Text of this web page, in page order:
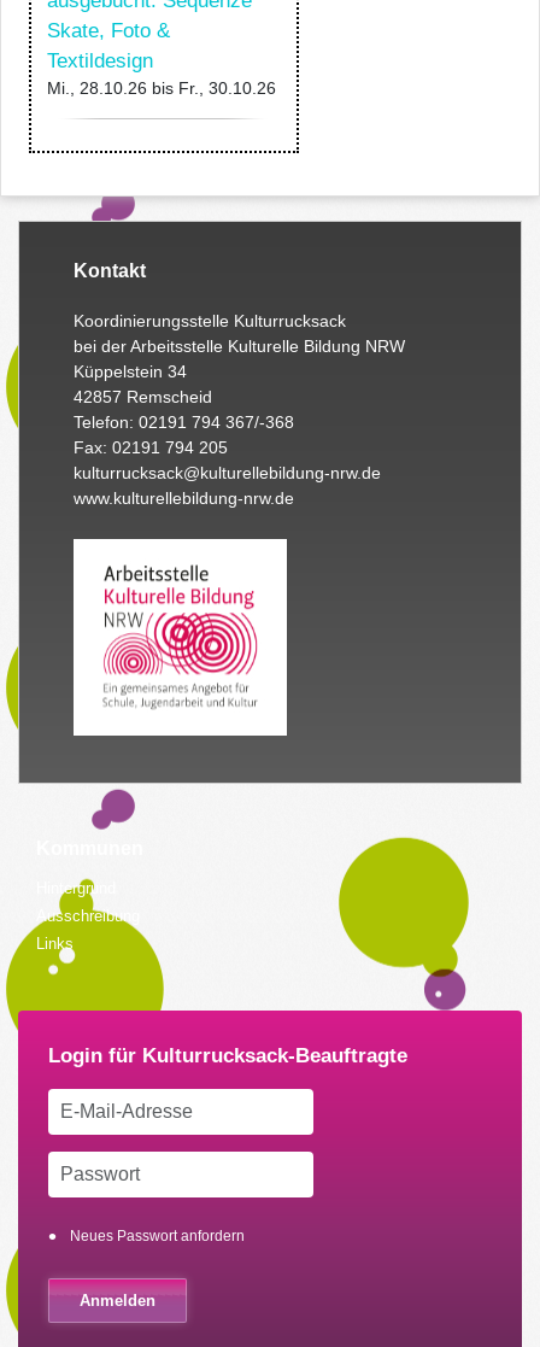
Skate, Foto &
Textildesign
Mi., 28.10.26 bis Fr., 30.10.26
Kontakt
Koordinierungsstelle Kulturrucksack
bei der Arbeitsstelle Kulturelle Bildung NRW
Küppelstein 34
42857 Remscheid
Telefon: 02191 794 367/-368
Fax: 02191 794 205
kulturrucksack@kulturellebildung-nrw.de
www.kulturellebildung-nrw.de
Hintergrund
Ausschreibung
Links
Neues Passwort anfordern